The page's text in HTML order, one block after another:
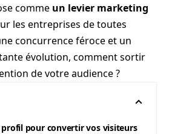
comme un levier marketing
les entreprises de toutes
concurrence féroce et un
évolution, comment sortir
de votre audience ?
pour convertir vos visiteurs